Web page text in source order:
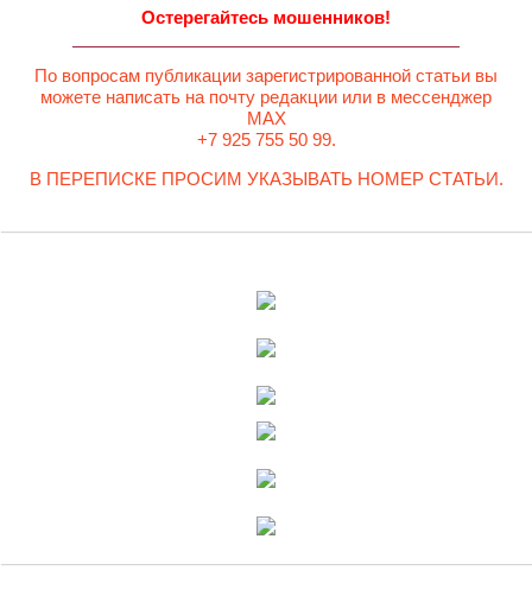
Остерегайтесь мошенников!
По вопросам публикации зарегистрированной статьи вы
можете написать на почту редакции или в мессенджер
MAX
+7 925 755 50 99.
В ПЕРЕПИСКЕ ПРОСИМ УКАЗЫВАТЬ НОМЕР СТАТЬИ.